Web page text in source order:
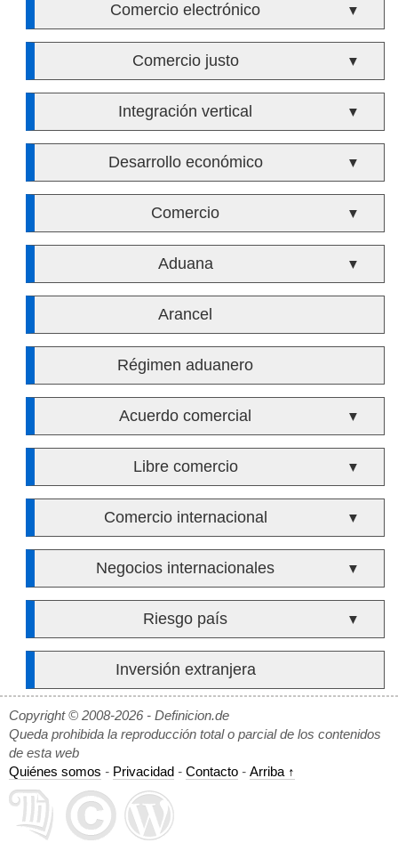
Comercio electrónico ▼
Comercio justo ▼
Integración vertical ▼
Desarrollo económico ▼
Comercio ▼
Aduana ▼
Arancel
Régimen aduanero
Acuerdo comercial ▼
Libre comercio ▼
Comercio internacional ▼
Negocios internacionales ▼
Riesgo país ▼
Inversión extranjera
Copyright © 2008-2026 - Definicion.de
Queda prohibida la reproducción total o parcial de los contenidos
de esta web
Quiénes somos - Privacidad - Contacto - Arriba ↑